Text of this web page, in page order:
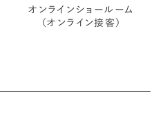
オンラインショールーム
（オンライン接客）